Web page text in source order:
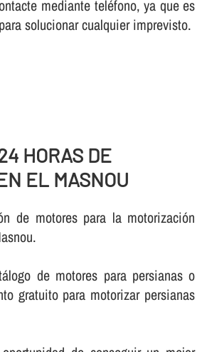
mediante teléfono, ya que es
solucionar cualquier imprevisto.
HORAS DE
EL MASNOU
de motores para la motorización
de motores para persianas o
gratuito para motorizar persianas